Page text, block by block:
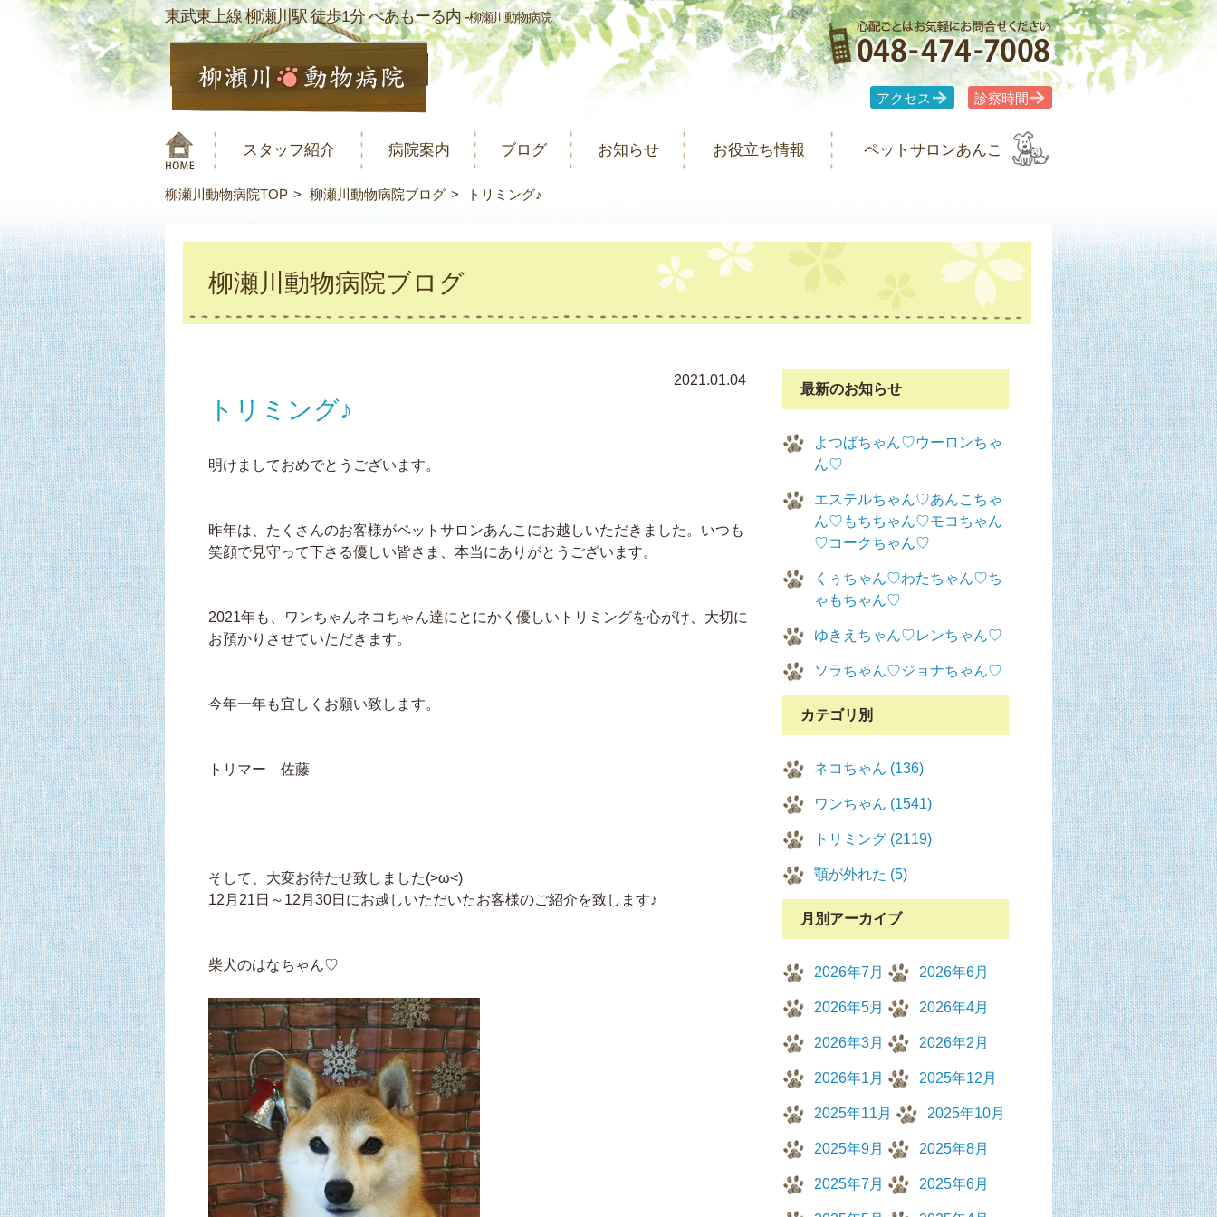
東武東上線 柳瀬川駅 徒歩1分 ぺあもーる内 -柳瀬川動物病院
アクセス 診察時間
スタッフ紹介 病院案内 ブログ お知らせ お役立ち情報 ペットサロンあんこ
柳瀬川動物病院TOP 柳瀬川動物病院ブログ トリミング♪
柳瀬川動物病院ブログ
2021.01.04
トリミング♪
明けましておめでとうございます。
昨年は、たくさんのお客様がペットサロンあんこにお越しいただきました。いつも
笑顔で見守って下さる優しい皆さま、本当にありがとうございます。
2021年も、ワンちゃんネコちゃん達にとにかく優しいトリミングを心がけ、大切に
お預かりさせていただきます。
今年一年も宜しくお願い致します。
トリマー 佐藤
そして、大変お待たせ致しました(>ω<)
12月21日～12月30日にお越しいただいたお客様のご紹介を致します♪
柴犬のはなちゃん♡
最新のお知らせ
よつばちゃん♡ウーロンちゃ
ん♡
エステルちゃん♡あんこちゃ
ん♡もちちゃん♡モコちゃん
♡コークちゃん♡
くぅちゃん♡わたちゃん♡ち
ゃもちゃん♡
ゆきえちゃん♡レンちゃん♡
ソラちゃん♡ジョナちゃん♡
カテゴリ別
ネコちゃん (136)
ワンちゃん (1541)
トリミング (2119)
顎が外れた (5)
月別アーカイブ
2026年7月 2026年6月
2026年5月 2026年4月
2026年3月 2026年2月
2026年1月 2025年12月
2025年11月 2025年10月
2025年9月 2025年8月
2025年7月 2025年6月